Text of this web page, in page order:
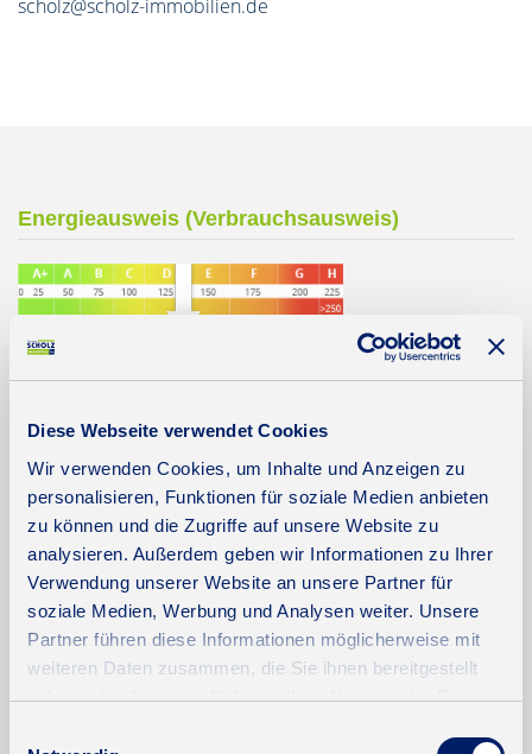
Diese Webseite verwendet Cookies
Wir verwenden Cookies, um Inhalte und Anzeigen zu
personalisieren, Funktionen für soziale Medien anbieten
zu können und die Zugriffe auf unsere Website zu
analysieren. Außerdem geben wir Informationen zu Ihrer
Verwendung unserer Website an unsere Partner für
soziale Medien, Werbung und Analysen weiter. Unsere
Partner führen diese Informationen möglicherweise mit
weiteren Daten zusammen, die Sie ihnen bereitgestellt
haben oder die sie im Rahmen Ihrer Nutzung der Dienste
scholz@scholz-immobilien.de
Energieausweis (Verbrauchsausweis)
Energieverbrauchskennwert
Weitere Informationen
Wesentlicher Energieträger
Öl
Energieausweis gültig bis
2028-07-26
Energieausweis Jahrgang
ab dem 1.5.2014